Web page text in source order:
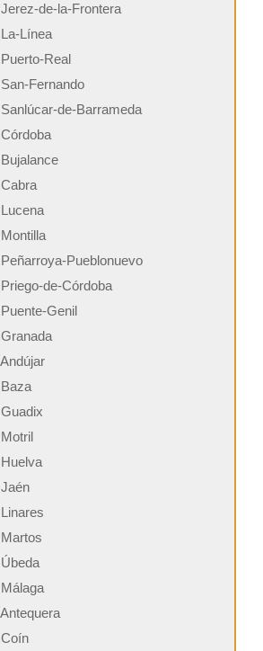
de-la-Frontera
Línea
Real
Fernando
de-Barrameda
Pueblonuevo
de-Córdoba
Genil